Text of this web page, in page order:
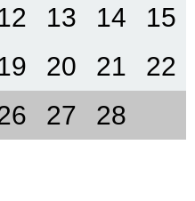
13 14 15
20 21 22
27 28